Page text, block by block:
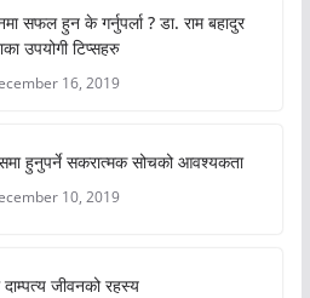
सफल हुन के गर्नुपर्ला ? डा. राम बहादुर
उपयोगी टिप्सहरु
16, 2019
हुनुपर्ने सकरात्मक सोचको आवश्यकता
10, 2019
जीवनको रहस्य